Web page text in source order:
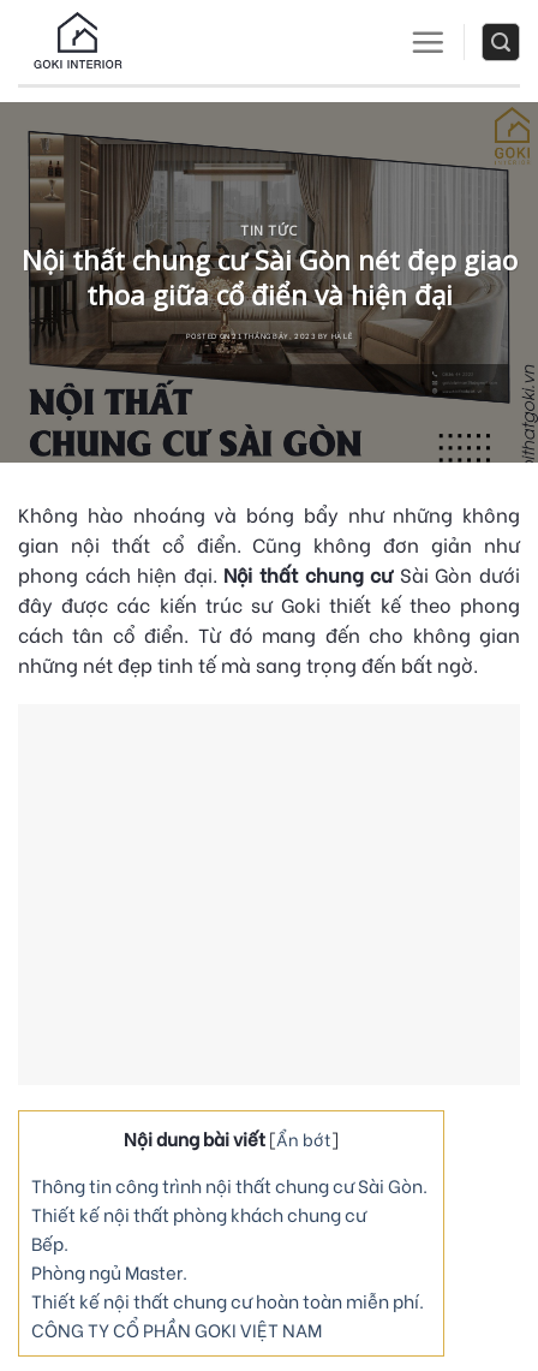
content
TIN TỨC
Nội thất chung cư Sài Gòn nét đẹp giao
thoa giữa cổ điển và hiện đại
POSTED ON21
Không hào nhoáng và bóng bẩy như những không
gian nội thất cổ điển. Cũng không đơn giản như
phong cách hiện đại. Nội thất chung cưSài Gòn dưới
đây được các kiến trúc sư Goki thiết kế theo phong
cách tân cổ điển. Từ đó mang đến cho không gian
những nét đẹp tinh tế mà sang trọng đến bất ngờ.
Nội dung bài viết [Ẩn bớt]
Thông tin công trình nội thất chung cư Sài Gòn.
Thiết kế nội thất phòng khách chung cư
Bếp.
Phòng ngủ Master.
Thiết kế nội thất chung cư hoàn toàn miễn phí.
CÔNG TY CỔ PHẦN GOKI VIỆT NAM